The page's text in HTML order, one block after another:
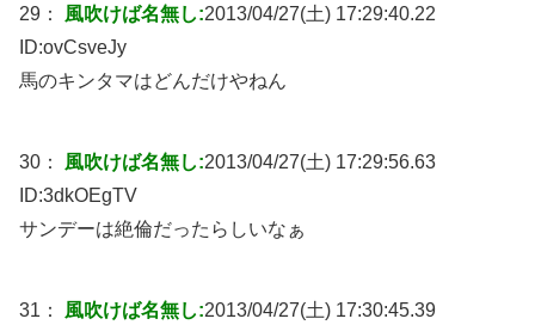
29： 風吹けば名無し:2013/04/27(土) 17:29:40.22
ID:ovCsveJy
馬のキンタマはどんだけやねん
30： 風吹けば名無し:2013/04/27(土) 17:29:56.63
ID:3dkOEgTV
サンデーは絶倫だったらしいなぁ
31： 風吹けば名無し:2013/04/27(土) 17:30:45.39